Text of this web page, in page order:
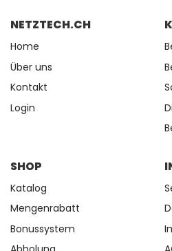
NETZTECH.CH
Home
Über uns
Kontakt
Login
SHOP
Katalog
Mengenrabatt
Bonussystem